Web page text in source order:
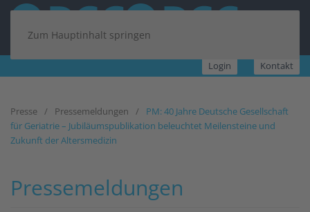
Zum Hauptinhalt springen
Login Kontakt
Presse Pressemeldungen
PM: 40 Jahre Deutsche Gesellschaft
für Geriatrie – Jubiläumspublikation beleuchtet Meilensteine und
Zukunft der Altersmedizin
Pressemeldungen